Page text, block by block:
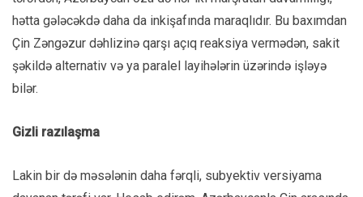
hətta gələcəkdə daha da inkişafında maraqlıdır. Bu baxımdan
Çin Zəngəzur dəhlizinə qarşı açıq reaksiya vermədən, sakit
şəkildə alternativ və ya paralel layihələrin üzərində işləyə
bilər.
Gizli razılaşma
Lakin bir də məsələnin daha fərqli, subyektiv versiyama